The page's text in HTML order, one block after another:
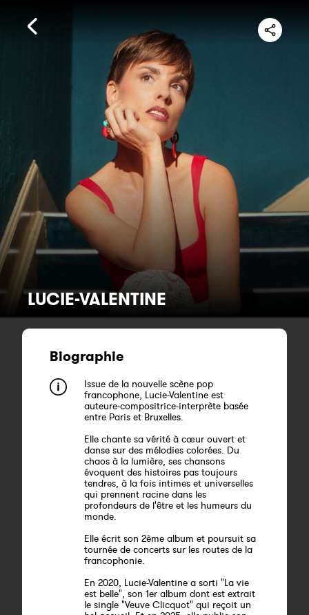
LUCIE-VALENTINE
Biographie
Issue de la nouvelle scène pop
francophone, Lucie-Valentine est
auteure-compositrice-interprète basée
entre Paris et Bruxelles.
Elle chante sa vérité à cœur ouvert et
danse sur des mélodies colorées. Du
chaos à la lumière, ses chansons
évoquent des histoires pas toujours
tendres, à la fois intimes et universelles
qui prennent racine dans les
profondeurs de l'être et les humeurs du
monde.
Elle écrit son 2ème album et poursuit sa
tournée de concerts sur les routes de la
francophonie.
En 2020, Lucie-Valentine a sorti "La vie
est belle", son 1er album dont est extrait
le single "Veuve Clicquot" qui reçoit un